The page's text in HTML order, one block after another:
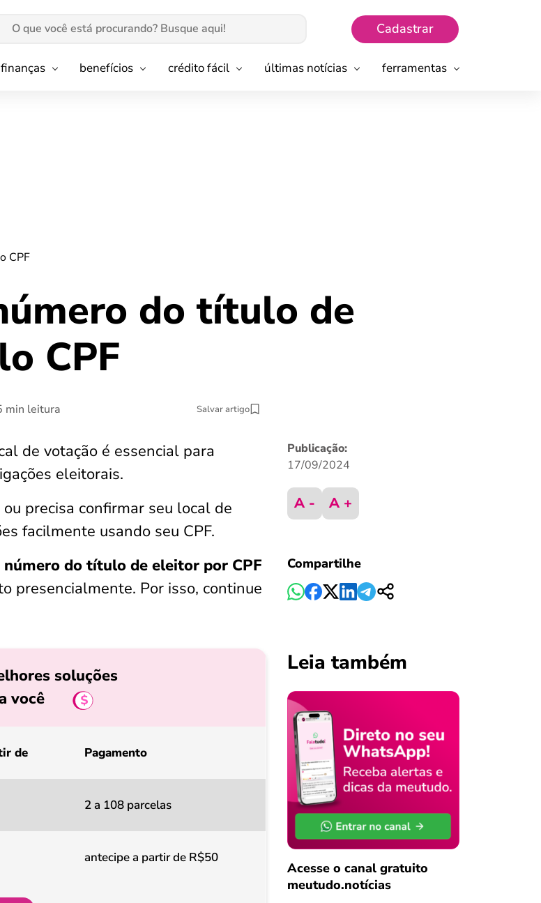
Cadastrar
finanças benefícios crédito fácil últimas notícias ferramentas
CPF
do título de
CPF
min leitura Salvar artigo
de votação é essencial para
eleitorais.
precisa confirmar seu local de
facilmente usando seu CPF.
número do título de eleitor por CPF
presencialmente. Por isso, continue
soluções
você
de Pagamento
2 a 108 parcelas
antecipe a partir de R$50
Publicação:
17/09/2024
A - A +
Compartilhe
Leia também
Acesse o canal gratuito
meutudo.notícias